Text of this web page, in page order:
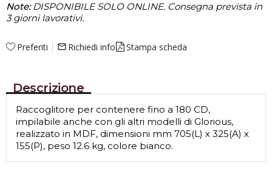
Note:DISPONIBILE SOLO ONLINE. Consegna prevista in
3 giorni lavorativi.
Preferiti mail_outline Richiedi info Stampa scheda
Descrizione
Raccoglitore per contenere fino a 180 CD,
impilabile anche con gli altri modelli di Glorious,
realizzato in MDF, dimensioni mm 705(L) x 325(A) x
155(P), peso 12.6 kg, colore bianco.